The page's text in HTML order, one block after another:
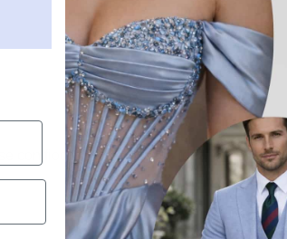
con fiocco sono la scelta ideale per chi